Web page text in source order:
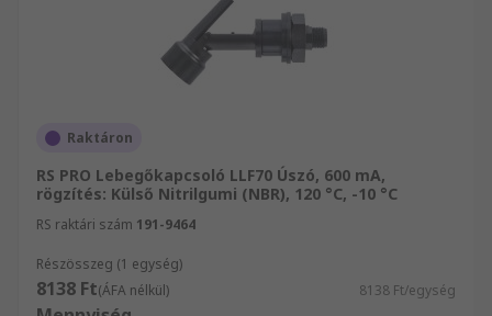
Raktáron
RS PRO Lebegőkapcsoló LLF70 Úszó, 600 mA,
rögzítés: Külső Nitrilgumi (NBR), 120 °C, -10 °C
RS raktári szám 191-9464
Részösszeg (1 egység)
8138 Ft(ÁFA nélkül) 8138 Ft/egység